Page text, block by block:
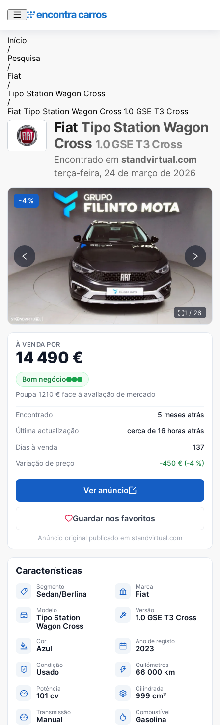
Início
/
Pesquisa
/
Fiat
/
Tipo Station Wagon Cross
/
Fiat Tipo Station Wagon Cross 1.0 GSE T3 Cross
Fiat Tipo Station Wagon
Cross 1.0 GSE T3 Cross
Encontrado em standvirtual.com
terça-feira, 24 de março de 2026
-4 %
1 / 26
À VENDA POR
14 490 €
Bom negócio
Poupa 1210 € face à avaliação de mercado
Encontrado
5 meses atrás
Última actualização
cerca de 16 horas atrás
Dias à venda
137
Variação de preço
-450 € (-4 %)
Ver anúncio
Guardar nos favoritos
Anúncio original publicado em standvirtual.com
Características
Segmento
Sedan/Berlina
Marca
Fiat
Modelo
Tipo Station
Wagon Cross
Versão
1.0 GSE T3 Cross
Cor
Azul
Ano de registo
2023
Condição
Usado
Quilómetros
66 000 km
Potência
101 cv
Cilindrada
999 cm³
Transmissão
Manual
Combustível
Gasolina